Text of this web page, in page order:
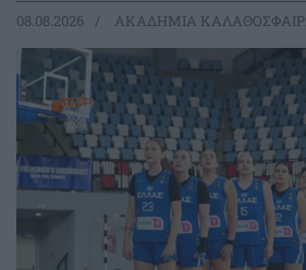
08.08.2026 ΑΚΑΔΗΜΙΑ